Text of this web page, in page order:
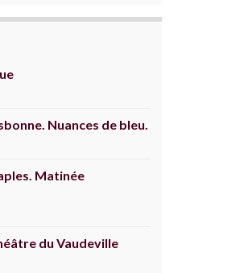
Nuances de bleu.
Matinée
du Vaudeville